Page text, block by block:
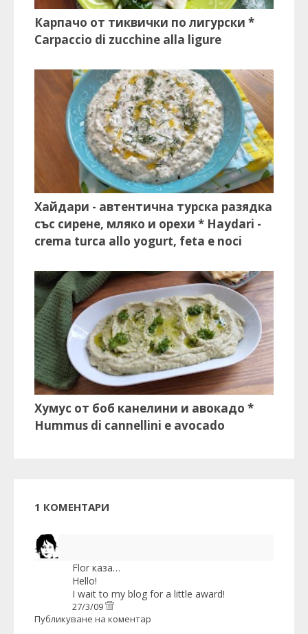
Карпачо от тиквички по лигурски *
Carpaccio di zucchine alla ligure
Хайдари - автентична турска разядка
със сирене, мляко и орехи * Haydari -
crema turca allo yogurt, feta e noci
Хумус от боб канелини и авокадо *
Hummus di cannellini e avocado
1 КОМЕНТАРИ
Flor каза…
Hello!
I wait to my blog for a little award!
27/3/09
Публикуване на коментар